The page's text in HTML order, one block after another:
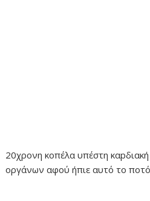
20χρονη κοπέλα υπέστη
οργάνων αφού ήπιε αυτό το ποτό